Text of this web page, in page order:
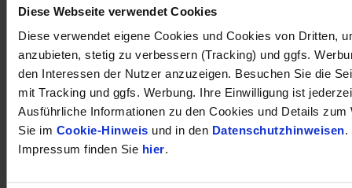
Diese Webseite verwendet Cookies
Diese verwendet eigene Cookies und Cookies von Dritten,
anzubieten, stetig zu verbessern (Tracking) und ggfs.
den Interessen der Nutzer anzuzeigen. Besuchen Sie die
mit Tracking und ggfs. Werbung. Ihre Einwilligung ist
Ausführliche Informationen zu den Cookies und Details zum
Sie im Cookie-Hinweis und in den Datenschutzhinweisen.
Impressum finden Sie hier.